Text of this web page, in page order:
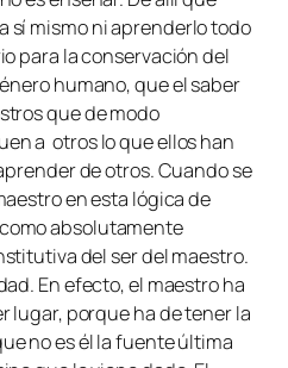
sí mismo ni aprenderlo todo
para la conservación del
humano, que el saber
que de modo
a otros lo que ellos han
de otros. Cuando se
en esta lógica de
absolutamente
del ser del maestro.
En efecto, el maestro ha
lugar, porque ha de tener la
no es él la fuente última